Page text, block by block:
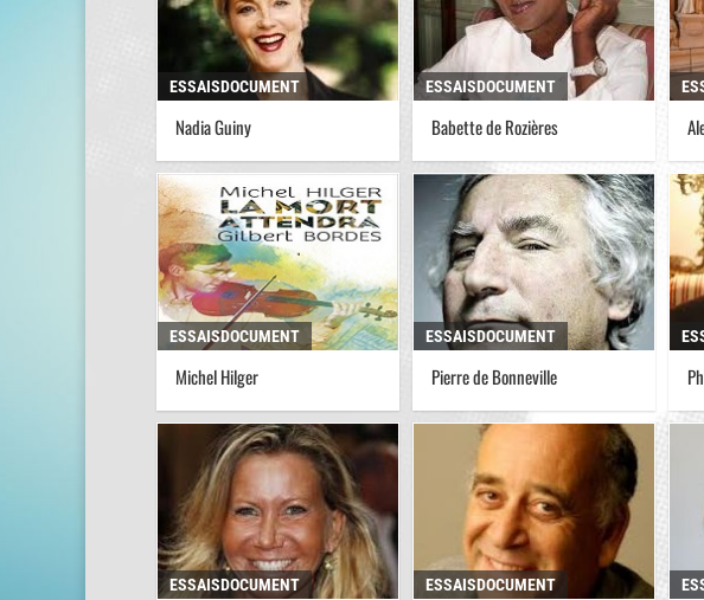
Nadia Guiny
ESSAISDOCUMENT
Babette de Rozières
ESSAISDOCUMENT
Michel Hilger
ESSAISDOCUMENT
Pierre de Bonneville
ESSAISDOCUMENT
ESSAISDOCUMENT ESSAISDOCUMENT